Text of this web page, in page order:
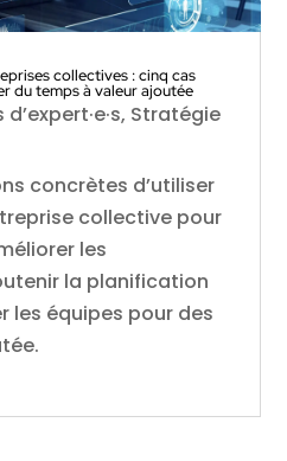
collectives : cinq cas
du temps à valeur ajoutée
, Stratégie
concrètes d’utiliser
collective pour
les
la planification
les équipes pour des